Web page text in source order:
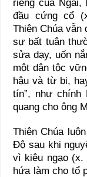
riêng của
đầu cứng cổ
Thiên Chúa vẫn
sự bất tuân
sửa dạy, uốn
một dân tộc
hậu và từ bi,
tín”, như chính
quang cho ông
Thiên Chúa
Độ sau khi
vì kiêu ngạo (x.
hứa làm cho tổ